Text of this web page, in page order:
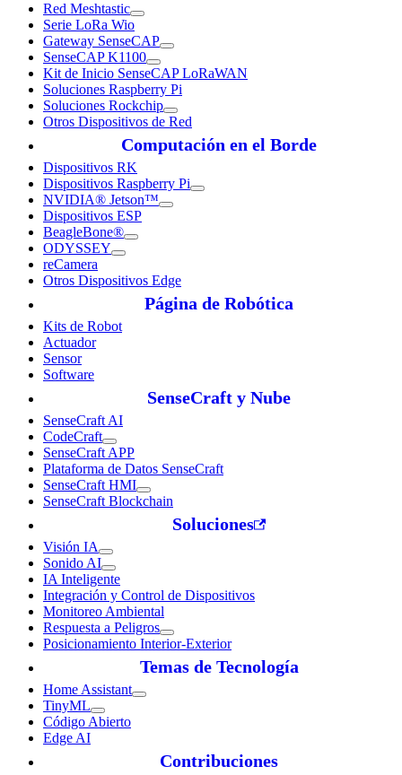
Red Meshtastic
Serie LoRa Wio
Gateway SenseCAP
SenseCAP K1100
Kit de Inicio SenseCAP LoRaWAN
Soluciones Raspberry Pi
Soluciones Rockchip
Otros Dispositivos de Red
Computación en el Borde
Dispositivos RK
Dispositivos Raspberry Pi
NVIDIA® Jetson™
Dispositivos ESP
BeagleBone®
ODYSSEY
reCamera
Otros Dispositivos Edge
Página de Robótica
Kits de Robot
Actuador
Sensor
Software
SenseCraft y Nube
SenseCraft AI
CodeCraft
SenseCraft APP
Plataforma de Datos SenseCraft
SenseCraft HMI
SenseCraft Blockchain
Soluciones
Visión IA
Sonido AI
IA Inteligente
Integración y Control de Dispositivos
Monitoreo Ambiental
Respuesta a Peligros
Posicionamiento Interior-Exterior
Temas de Tecnología
Home Assistant
TinyML
Código Abierto
Edge AI
Contribuciones